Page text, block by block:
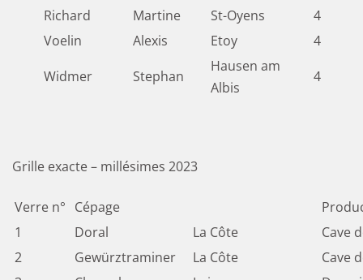
Richard Martine St-Oyens
4
Voelin
Alexis Etoy
4
Widmer
Stephan
Hausen am
Albis
4
Grille exacte – millésimes 2023
Verre n° Cépage
1
Doral La Côte
Cave
2
Gewürztraminer La Côte
Cave